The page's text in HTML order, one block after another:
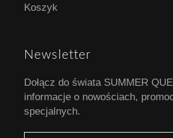
Koszyk
Newsletter
Dołącz do świata SUMMER
informacje o nowościach,
specjalnych.